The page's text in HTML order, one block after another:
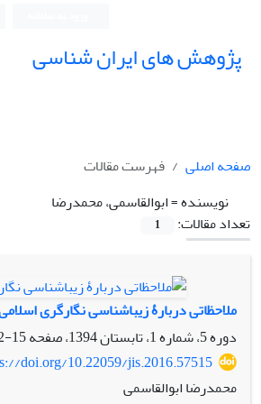
پژوهش های ایران شناسی
صفحه اصلی
فهرست مقالات
نویسنده =ابوالقاسمی، محمدرضا
تعداد مقالات:
1
ملاحظاتی دربارۀ زیباشناسی نگارگری
دوره 5، شماره 1، تابستان 1394، صفحه
15-32
doi.org/10.22059/jis.2016.57515
محمدرضا ابوالقاسمی